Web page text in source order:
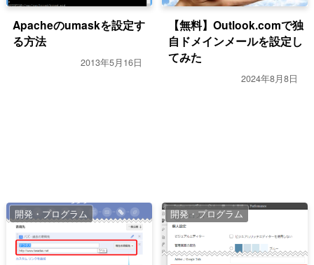
Apacheのumaskを設定す
る方法
2013年5月16日
【無料】Outlook.comで独
自ドメインメールを設定し
てみた
2024年8月8日
開発・プログラム 開発・プログラム